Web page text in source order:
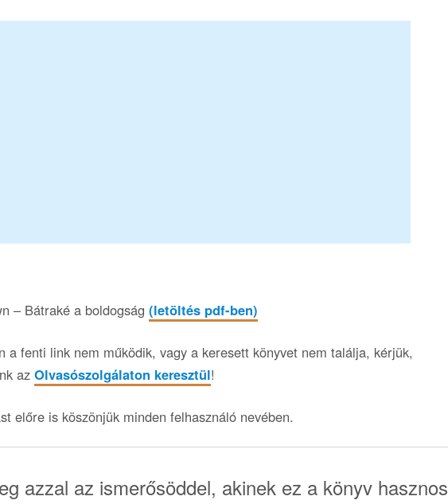
– Bátraké a boldogság (letöltés pdf-ben)
a fenti link nem működik, vagy a keresett könyvet nem találja, kérjük,
az Olvasószolgálaton keresztül!
előre is köszönjük minden felhasználó nevében.
azzal az ismerősöddel, akinek ez a könyv hasznos